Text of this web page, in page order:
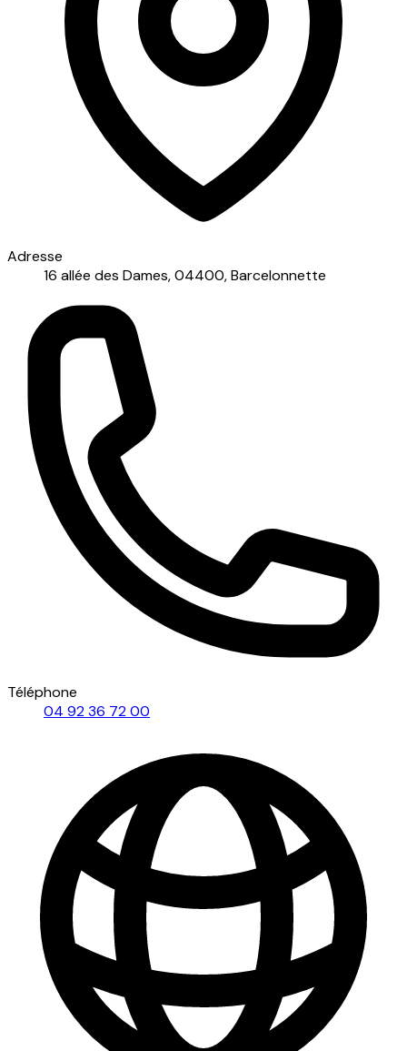
Adresse
16 allée des Dames, 04400, Barcelonnette
Téléphone
04 92 36 72 00